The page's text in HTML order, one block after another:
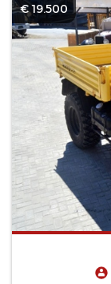
€ 19.500